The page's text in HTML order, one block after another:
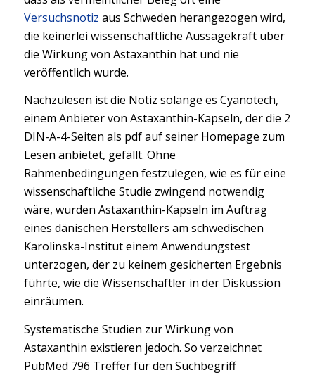
Versuchsnotiz aus Schweden herangezogen wird,
die keinerlei wissenschaftliche Aussagekraft über
die Wirkung von Astaxanthin hat und nie
veröffentlich wurde.
Nachzulesen ist die Notiz solange es Cyanotech,
einem Anbieter von Astaxanthin-Kapseln, der die 2
DIN-A-4-Seiten als pdf auf seiner Homepage zum
Lesen anbietet, gefällt. Ohne
Rahmenbedingungen festzulegen, wie es für eine
wissenschaftliche Studie zwingend notwendig
wäre, wurden Astaxanthin-Kapseln im Auftrag
eines dänischen Herstellers am schwedischen
Karolinska-Institut einem Anwendungstest
unterzogen, der zu keinem gesicherten Ergebnis
führte, wie die Wissenschaftler in der Diskussion
einräumen.
Systematische Studien zur Wirkung von
Astaxanthin existieren jedoch. So verzeichnet
PubMed 796 Treffer für den Suchbegriff